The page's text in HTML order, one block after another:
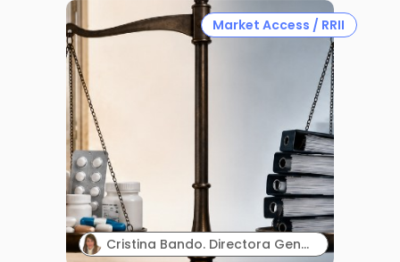
Market Access / RRII
Cristina Bando. Directora General en Oncopeptides España y Directora del Programa Executive de Market Access de Cesif.